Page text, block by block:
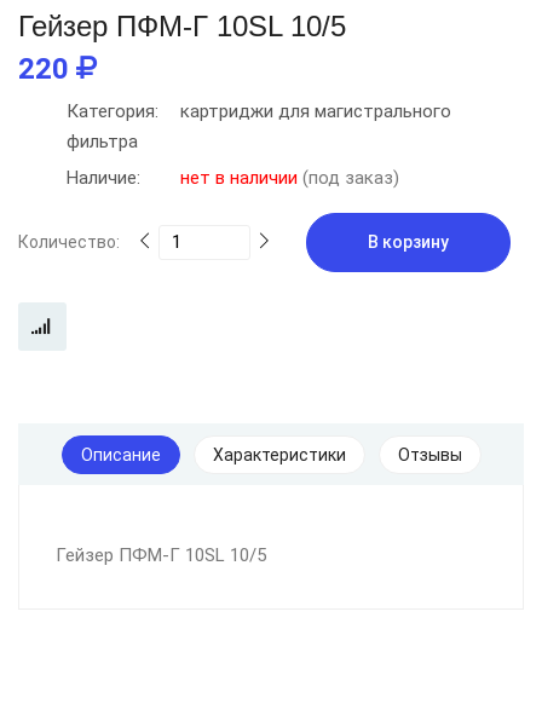
Гейзер ПФМ-Г 10SL 10/5
220
Категория:
картриджи для магистрального
фильтра
Наличие:
нет в наличии (под заказ)
Количество: В корзину
Описание Характеристики Отзывы
Гейзер ПФМ-Г 10SL 10/5